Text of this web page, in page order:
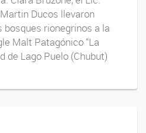
Ducos llevaron
bosques rionegrinos a la
Malt Patagónico “La
de Lago Puelo (Chubut)